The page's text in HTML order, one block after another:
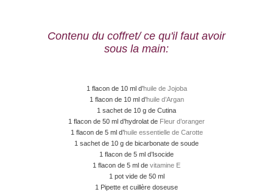
Contenu du coffret/ ce qu'il faut avoir
sous la main:
1 flacon de 10 ml d’huile de Jojoba
1 flacon de 10 ml d’huile d’Argan
1 sachet de 10 g de Cutina
1 flacon de 50 ml d’hydrolat de Fleur d’oranger
1 flacon de 5 ml d’huile essentielle de Carotte
1 sachet de 10 g de bicarbonate de soude
1 flacon de 5 ml d’Isocide
1 flacon de 5 ml de vitamine E
1 pot vide de 50 ml
1 Pipette et cuillère doseuse